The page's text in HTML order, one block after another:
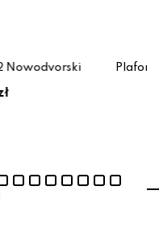
Nowodvorski
Plafon